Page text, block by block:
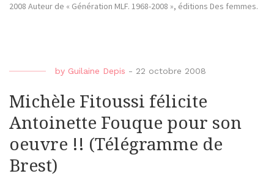
2008 Auteur de « Génération MLF. 1968-2008 », éditions Des femmes.
by Guilaine Depis - 22 octobre 2008
Michèle Fitoussi félicite
Antoinette Fouque pour son
oeuvre !! (Télégramme de
Brest)